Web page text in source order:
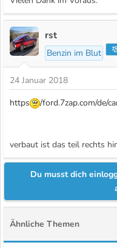
rst
Benzin im Blut
24 Januar 2018
https
/ford.7zap.com/de/
verbaut ist das teil rechts
Du musst dich
Ähnliche Themen